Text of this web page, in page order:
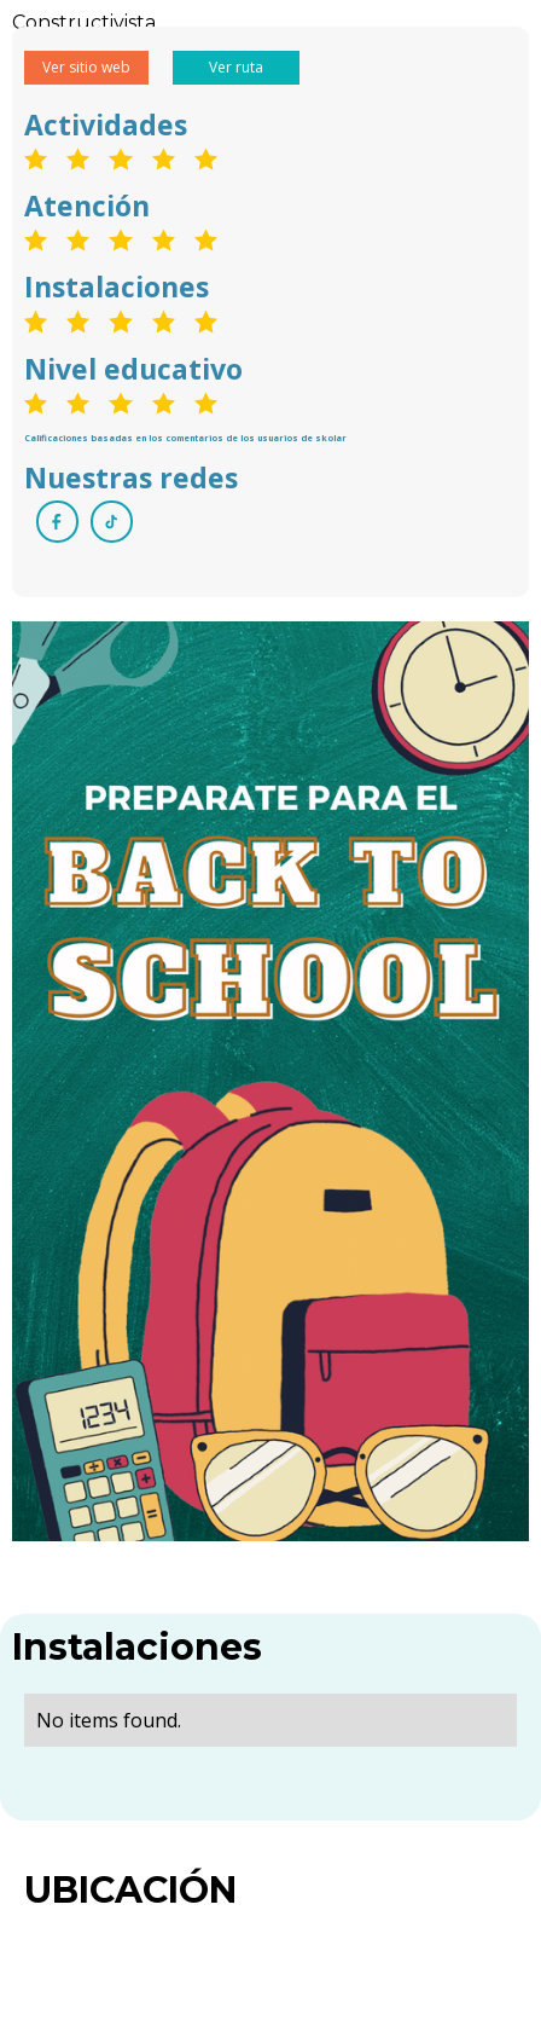
Constructivista.
Ver sitio web Ver ruta
Actividades
Atención
Instalaciones
Nivel educativo
Calificaciones basadas en los comentarios de los usuarios de skolar
Nuestras redes
Instalaciones
No items found.
UBICACIÓN